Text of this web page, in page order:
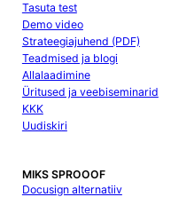
Tasuta test
Demo video
Strateegiajuhend (PDF)
Teadmised ja blogi
Allalaadimine
Üritused ja veebiseminarid
KKK
Uudiskiri
MIKS SPROOOF
Docusign alternatiiv